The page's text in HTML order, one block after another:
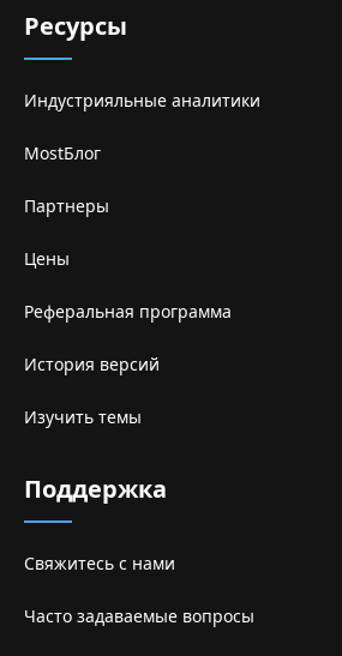
Ресурсы
Индустрияльные аналитики
MostБлог
Партнеры
Цены
Реферальная программа
История версий
Изучить темы
Поддержка
Свяжитесь с нами
Часто задаваемые вопросы